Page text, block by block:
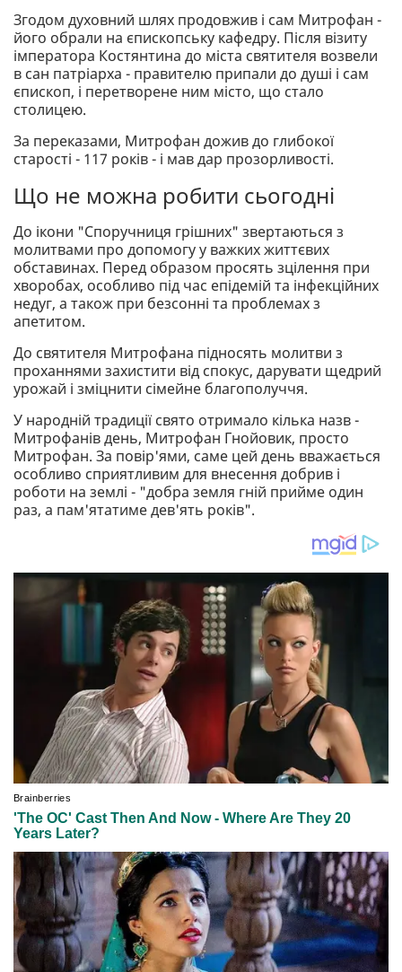
Згодом духовний шлях продовжив і сам Митрофан -
його обрали на єпископську кафедру. Після візиту
імператора Костянтина до міста святителя возвели
в сан патріарха - правителю припали до душі і сам
єпископ, і перетворене ним місто, що стало
столицею.
За переказами, Митрофан дожив до глибокої
старості - 117 років - і мав дар прозорливості.
Що не можна робити сьогодні
До ікони "Споручниця грішних" звертаються з
молитвами про допомогу у важких життєвих
обставинах. Перед образом просять зцілення при
хворобах, особливо під час епідемій та інфекційних
недуг, а також при безсонні та проблемах з
апетитом.
До святителя Митрофана підносять молитви з
проханнями захистити від спокус, дарувати щедрий
урожай і зміцнити сімейне благополуччя.
У народній традиції свято отримало кілька назв -
Митрофанів день, Митрофан Гнойовик, просто
Митрофан. За повір'ями, саме цей день вважається
особливо сприятливим для внесення добрив і
роботи на землі - "добра земля гній прийме один
раз, а пам'ятатиме дев'ять років".